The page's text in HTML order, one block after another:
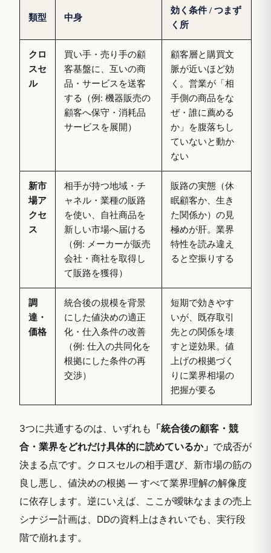
類型 中身
効く条件 / つまず
く所
クロ
スセ
ル
買い手・売り手の顧
客基盤に、互いの商
品・サービスを送客
する（例: 機器販売の
顧客へ保守・消耗品
サービスを展開）
顧客層と購買文
脈が近いほど効
く。営業が「相
手側の商品をな
ぜ・誰に薦める
か」を腹落ちし
ていないと動か
ない
新市
場ア
クセ
ス
相手が持つ地域・チ
ャネル・業種の販路
を使い、自社商品を
新しい市場へ届ける
（例: メーカーが販売
会社・商社を取得し
て販路を獲得）
販路の実態（休
眠顧客か、生き
た関係か）の見
極めが肝。業界
特性を読み違え
ると空振りする
調
達・
価格
統合後の規模を背景
にした値決めの適正
化・仕入条件の改善
（例: 仕入の共同化を
根拠にした条件の再
交渉）
短期で効きやす
いが、既存取引
先との関係を壊
すと逆効果。値
上げの根拠づく
りに業界相場の
把握が要る
3つに共通するのは、いずれも 「統合後の顧客・競
合・業界をどれだけ具体的に読めているか」 で成否が
決まる点です。クロスセルの相手選び、新市場の筋の
良し悪し、値決めの根拠 — すべて業界理解の解像度
に依存します。逆にいえば、ここが曖昧なままの売上
シナジー計画は、DDの資料上はきれいでも、実行段
階で崩れます。